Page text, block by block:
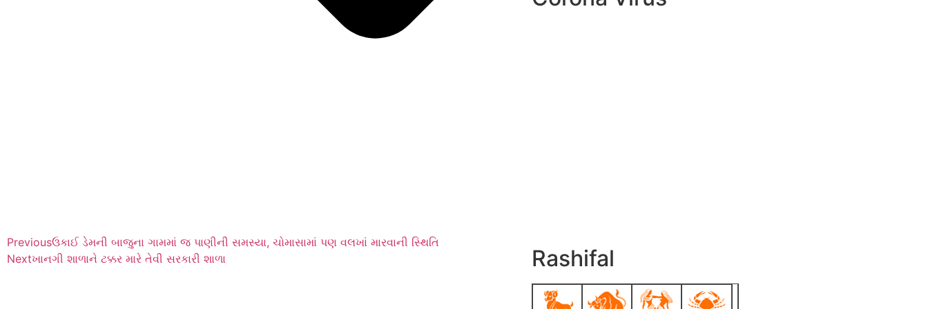
Previousઉકાઈ ડેમની બાજુના ગામમાં જ પાણીની સમસ્યા, ચોમાસામાં પણ વલખાં મારવાની સ્થિતિ
Nextખાનગી શાળાને ટક્કર મારે તેવી સરકારી શાળા Rashifal